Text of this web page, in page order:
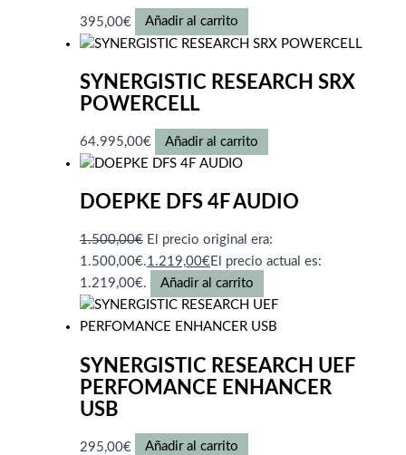
395,00€ Añadir al carrito
SYNERGISTIC RESEARCH SRX
POWERCELL
64.995,00€ Añadir al carrito
DOEPKE DFS 4F AUDIO
1.500,00€ El precio original era:
1.500,00€.1.219,00€El precio actual es:
1.219,00€.
Añadir al carrito
SYNERGISTIC RESEARCH UEF
PERFOMANCE ENHANCER
USB
295,00€ Añadir al carrito